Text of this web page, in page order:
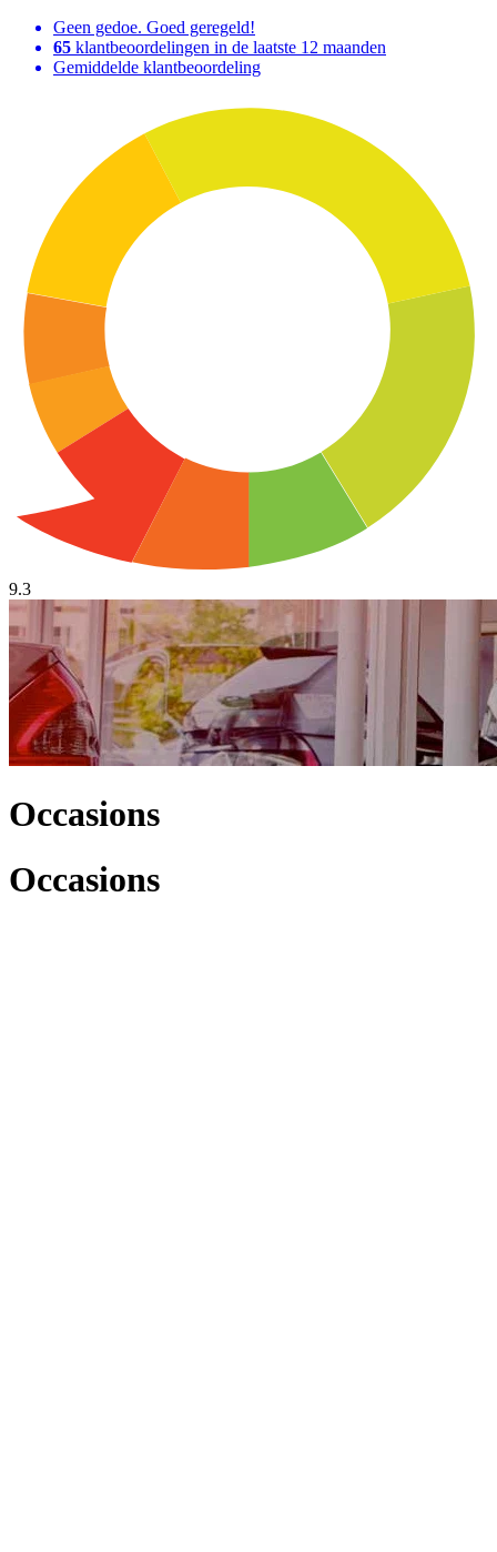
Geen gedoe. Goed geregeld!
65 klantbeoordelingen in de laatste 12 maanden
Gemiddelde klantbeoordeling
9.3
Occasions
Occasions